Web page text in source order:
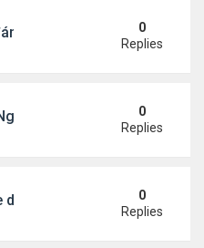
không phải vợ chồng vẫn
0
Replies
"Tôi sắp 50, liệu có
0
Replies
dáng mừng sinh nhật
0
Replies